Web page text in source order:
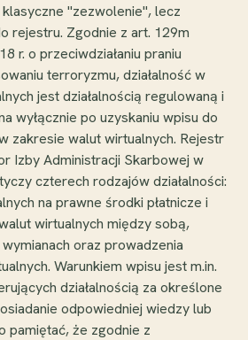
"zezwolenie", lecz
rejestru. Zgodnie z art. 129m
r. o przeciwdziałaniu praniu
terroryzmu, działalność w
jest działalnością regulowaną i
wyłącznie po uzyskaniu wpisu do
zakresie walut wirtualnych. Rejestr
Izby Administracji Skarbowej w
czterech rodzajów działalności:
na prawne środki płatnicze i
wirtualnych między sobą,
oraz prowadzenia
Warunkiem wpisu jest m.in.
działalnością za określone
odpowiedniej wiedzy lub
pamiętać, że zgodnie z